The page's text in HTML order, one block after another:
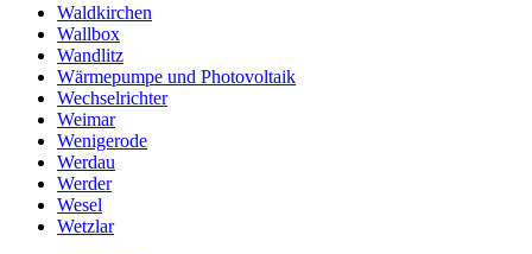
Waldkirchen
Wallbox
Wandlitz
Wärmepumpe und Photovoltaik
Wechselrichter
Weimar
Wenigerode
Werdau
Werder
Wesel
Wetzlar